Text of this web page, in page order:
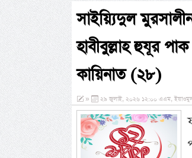
সাইয়্যিদুল
হাবীবুল্লাহ হুযূর
কায়িনাত (২৮)
» ২৯ জুলাই, ২০২৬ ১২:০০ এএম, ইয়াওমুল